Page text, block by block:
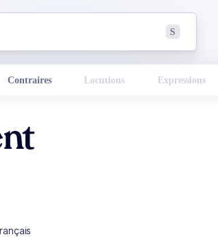
S
Contraires Locutions Expressions